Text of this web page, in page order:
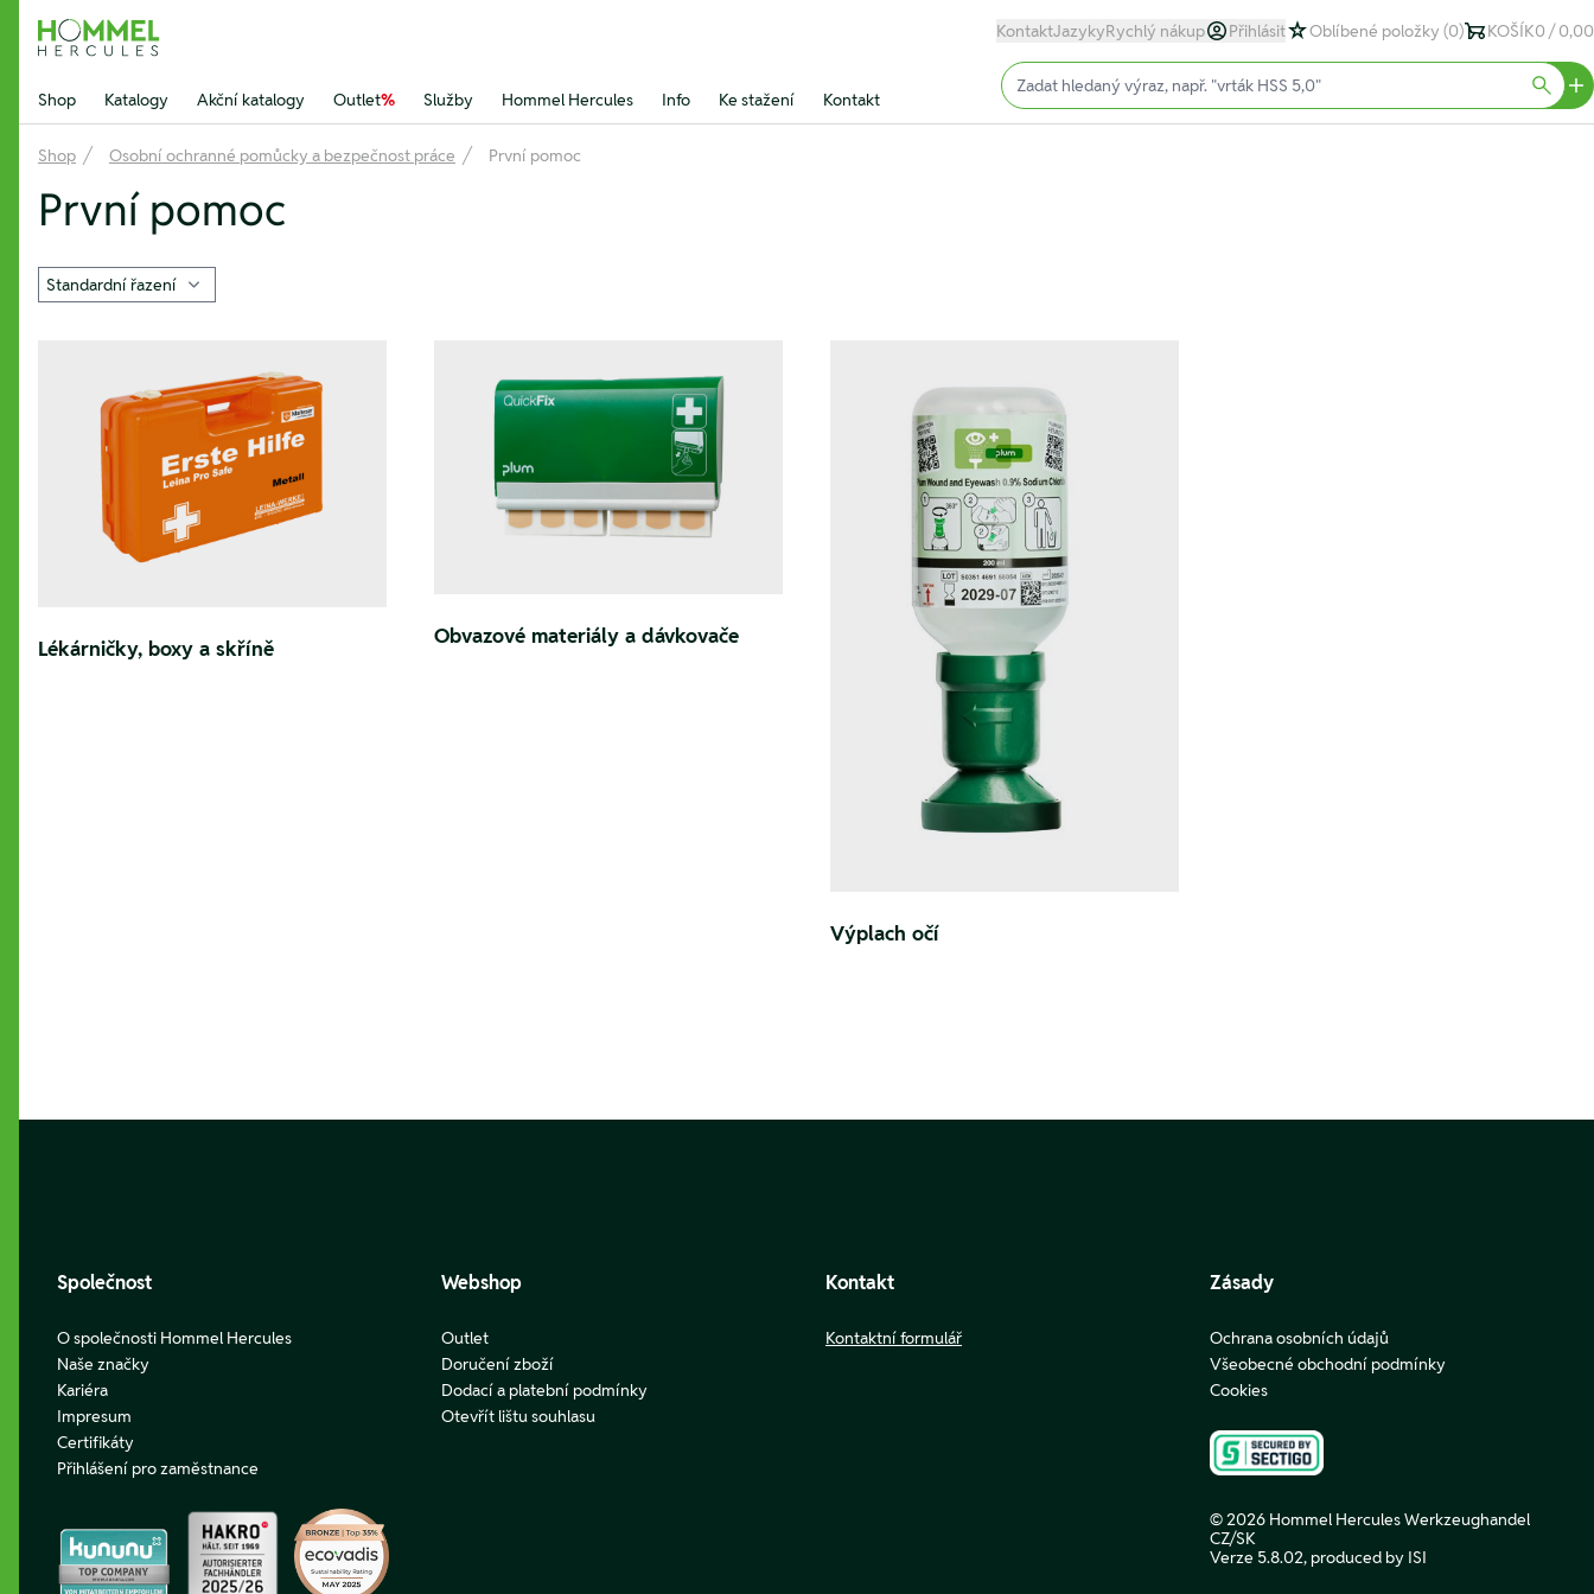
Hommel Hercules
KontaktJazykyRychlý nákup Přihlásit Oblíbené položky (0) KOŠÍK0 / 0,00
Shop Katalogy Akční katalogy Outlet% Služby Hommel Hercules Info Ke stažení Kontakt
Input (text)
Shop Osobní ochranné pomůcky a bezpečnost práce První pomoc
První pomoc
Lékárničky, boxy a skříně Obvazové materiály a dávkovače
Výplach očí
Společnost
O společnosti Hommel Hercules
Naše značky
Kariéra
Impresum
Certifikáty
Přihlášení pro zaměstnance
Webshop
Outlet
Doručení zboží
Dodací a platební podmínky
Otevřít lištu souhlasu
Kontakt
Kontaktní formulář
Zásady
Ochrana osobních údajů
Všeobecné obchodní podmínky
Cookies
© 2026 Hommel Hercules Werkzeughandel
CZ/SK
Verze 5.8.02, produced by ISI